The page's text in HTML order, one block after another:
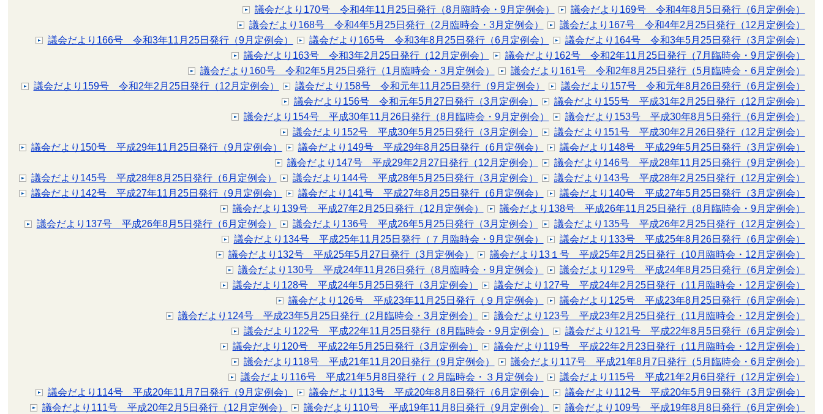
議会だより170号 令和4年11月25日発行（8月臨時会・9月定例会）
議会だより169号 令和4年8月5日発行（6月定例会）
議会だより168号 令和4年5月25日発行（2月臨時会・3月定例会）
議会だより167号 令和4年2月25日発行（12月定例会）
議会だより166号 令和3年11月25日発行（9月定例会）
議会だより165号 令和3年8月25日発行（6月定例会）
議会だより164号 令和3年5月25日発行（3月定例会）
議会だより163号 令和3年2月25日発行（12月定例会）
議会だより162号 令和2年11月25日発行（7月臨時会・9月定例会）
議会だより160号 令和2年5月25日発行（1月臨時会・3月定例会）
議会だより161号 令和2年8月25日発行（5月臨時会・6月定例会）
議会だより159号 令和2年2月25日発行（12月定例会）
議会だより158号 令和元年11月25日発行（9月定例会）
議会だより157号 令和元年8月26日発行（6月定例会）
議会だより156号 令和元年5月27日発行（3月定例会）
議会だより155号 平成31年2月25日発行（12月定例会）
議会だより154号 平成30年11月26日発行（8月臨時会・9月定例会）
議会だより153号 平成30年8月5日発行（6月定例会）
議会だより152号 平成30年5月25日発行（3月定例会）
議会だより151号 平成30年2月26日発行（12月定例会）
議会だより150号 平成29年11月25日発行（9月定例会）
議会だより149号 平成29年8月25日発行（6月定例会）
議会だより148号 平成29年5月25日発行（3月定例会）
議会だより147号 平成29年2月27日発行（12月定例会）
議会だより146号 平成28年11月25日発行（9月定例会）
議会だより145号 平成28年8月25日発行（6月定例会）
議会だより144号 平成28年5月25日発行（3月定例会）
議会だより143号 平成28年2月25日発行（12月定例会）
議会だより142号 平成27年11月25日発行（9月定例会）
議会だより141号 平成27年8月25日発行（6月定例会）
議会だより140号 平成27年5月25日発行（3月定例会）
議会だより139号 平成27年2月25日発行（12月定例会）
議会だより138号 平成26年11月25日発行（8月臨時会・9月定例会）
議会だより137号 平成26年8月5日発行（6月定例会）
議会だより136号 平成26年5月25日発行（3月定例会）
議会だより135号 平成26年2月25日発行（12月定例会）
議会だより134号 平成25年11月25日発行（７月臨時会・9月定例会）
議会だより133号 平成25年8月26日発行（6月定例会）
議会だより132号 平成25年5月27日発行（3月定例会）
議会だより13１号 平成25年2月25日発行（10月臨時会・12月定例会）
議会だより130号 平成24年11月26日発行（8月臨時会・9月定例会）
議会だより129号 平成24年8月25日発行（6月定例会）
議会だより128号 平成24年5月25日発行（3月定例会）
議会だより127号 平成24年2月25日発行（11月臨時会・12月定例会）
議会だより126号 平成23年11月25日発行（９月定例会）
議会だより125号 平成23年8月25日発行（6月定例会）
議会だより124号 平成23年5月25日発行（2月臨時会・3月定例会）
議会だより123号 平成23年2月25日発行（11月臨時会・12月定例会）
議会だより122号 平成22年11月25日発行（8月臨時会・9月定例会）
議会だより121号 平成22年8月5日発行（6月定例会）
議会だより120号 平成22年5月25日発行（3月定例会）
議会だより119号 平成22年2月23日発行（11月臨時会・12月定例会）
議会だより118号 平成21年11月20日発行（9月定例会）
議会だより117号 平成21年8月7日発行（5月臨時会・6月定例会）
議会だより116号 平成21年5月8日発行（２月臨時会・３月定例会）
議会だより115号 平成21年2月6日発行（12月定例会）
議会だより114号 平成20年11月7日発行（9月定例会）
議会だより113号 平成20年8月8日発行（6月定例会）
議会だより112号 平成20年5月9日発行（3月定例会）
議会だより111号 平成20年2月5日発行（12月定例会）
議会だより110号 平成19年11月8日発行（9月定例会） 議会だより109号 平成19年8月8日発行（6月定例会）